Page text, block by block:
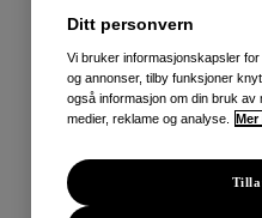
Ditt personvern
Vi bruker informasjonskapsler
og annonser, tilby funksjoner
også informasjon om din bruk
medier, reklame og analyse.